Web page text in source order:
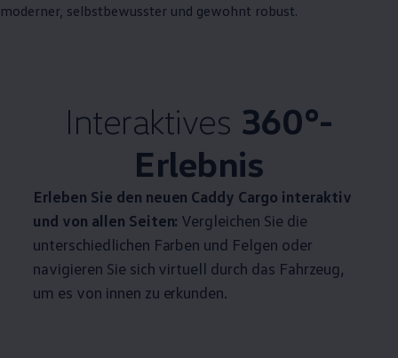
moderner, selbstbewusster und gewohnt robust.
Interaktives 360°-
Erlebnis
Erleben Sie den neuen Caddy Cargo interaktiv
und von allen Seiten: Vergleichen Sie die
unterschiedlichen Farben und Felgen oder
navigieren Sie sich virtuell durch das Fahrzeug,
um es von innen zu erkunden.